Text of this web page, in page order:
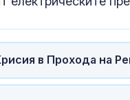
в Прохода на